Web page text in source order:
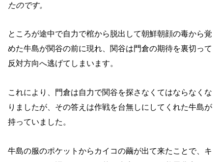
たのです。
ところが途中で自力で棺から脱出して朝鮮朝顔の毒から覚
めた牛島が関谷の前に現れ、関谷は門倉の期待を裏切って
反対方向へ逃げてしまいます。
これにより、門倉は自力で関谷を探さなくてはならなくな
りましたが、その答えは作戦を台無しにしてくれた牛島が
持っていました。
牛島の服のポケットからカイコの繭が出て来たことで、キ